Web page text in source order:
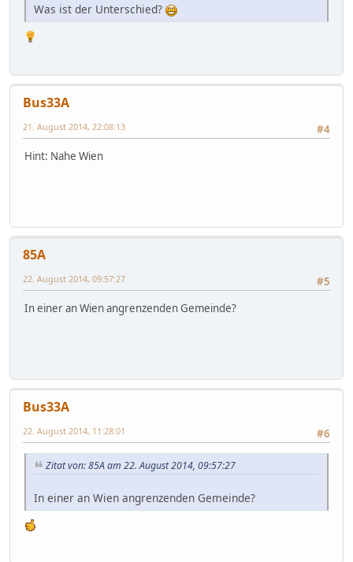
Was ist der Unterschied?
Bus33A
#4
21. August 2014, 22:08:13
Hint: Nahe Wien
85A
#5
22. August 2014, 09:57:27
In einer an Wien angrenzenden Gemeinde?
Bus33A
#6
22. August 2014, 11:28:01
Zitat von: 85A am 22. August 2014, 09:57:27
In einer an Wien angrenzenden Gemeinde?